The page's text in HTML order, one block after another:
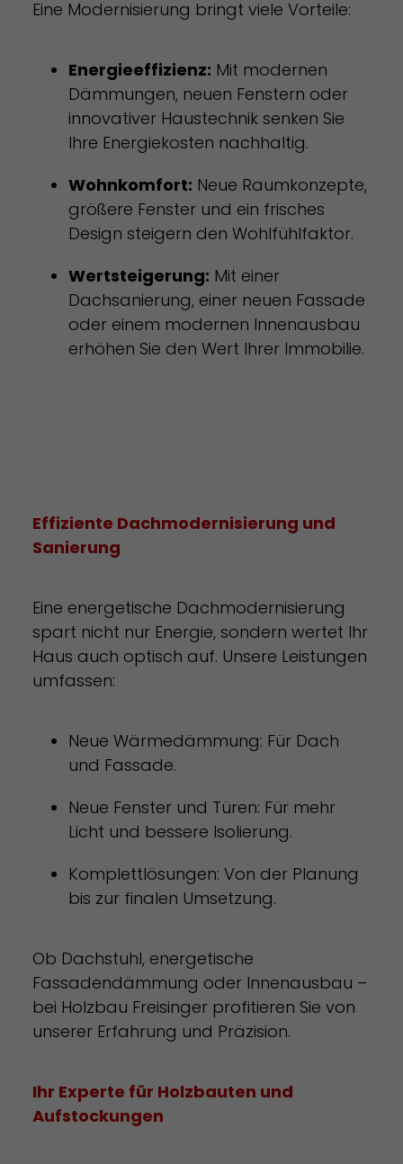
Eine Modernisierung bringt viele Vorteile:
Energieeffizienz: Mit modernen
Dämmungen, neuen Fenstern oder
innovativer Haustechnik senken Sie
Ihre Energiekosten nachhaltig.
Wohnkomfort: Neue Raumkonzepte,
größere Fenster und ein frisches
Design steigern den Wohlfühlfaktor.
Wertsteigerung: Mit einer
Dachsanierung, einer neuen Fassade
oder einem modernen Innenausbau
erhöhen Sie den Wert Ihrer Immobilie.
Effiziente Dachmodernisierung und
Sanierung
Eine energetische Dachmodernisierung
spart nicht nur Energie, sondern wertet Ihr
Haus auch optisch auf. Unsere Leistungen
umfassen:
Neue Wärmedämmung: Für Dach
und Fassade.
Neue Fenster und Türen: Für mehr
Licht und bessere Isolierung.
Komplettlösungen: Von der Planung
bis zur finalen Umsetzung.
Ob Dachstuhl, energetische
Fassadendämmung oder Innenausbau –
bei Holzbau Freisinger profitieren Sie von
unserer Erfahrung und Präzision.
Ihr Experte für Holzbauten und
Aufstockungen